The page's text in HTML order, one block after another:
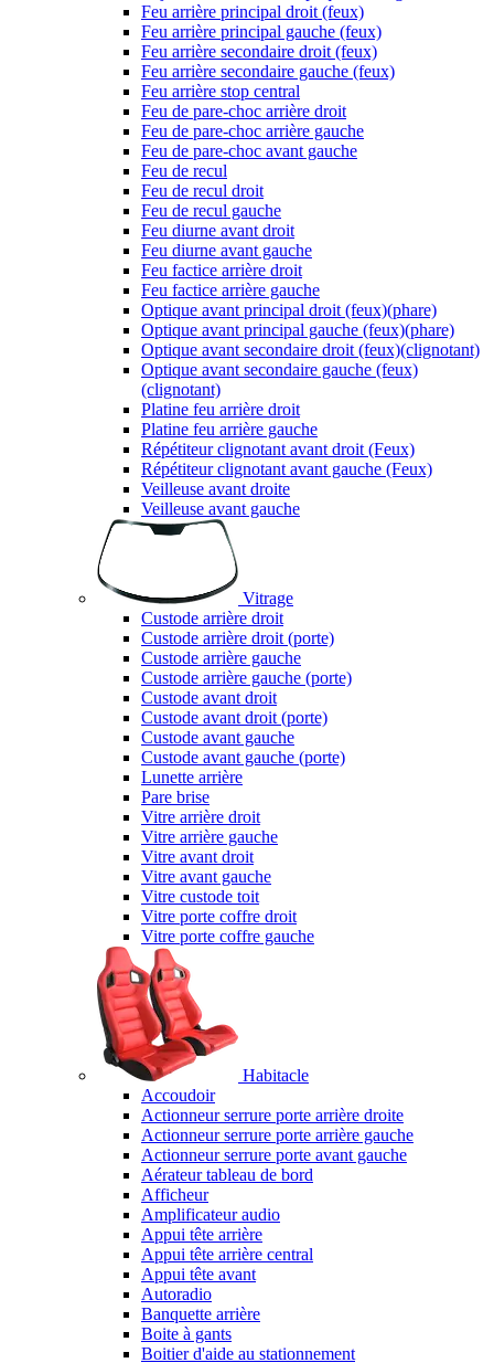
Feu arrière principal droit (feux)
Feu arrière principal gauche (feux)
Feu arrière secondaire droit (feux)
Feu arrière secondaire gauche (feux)
Feu arrière stop central
Feu de pare-choc arrière droit
Feu de pare-choc arrière gauche
Feu de pare-choc avant gauche
Feu de recul
Feu de recul droit
Feu de recul gauche
Feu diurne avant droit
Feu diurne avant gauche
Feu factice arrière droit
Feu factice arrière gauche
Optique avant principal droit (feux)(phare)
Optique avant principal gauche (feux)(phare)
Optique avant secondaire droit (feux)(clignotant)
Optique avant secondaire gauche (feux)
(clignotant)
Platine feu arrière droit
Platine feu arrière gauche
Répétiteur clignotant avant droit (Feux)
Répétiteur clignotant avant gauche (Feux)
Veilleuse avant droite
Veilleuse avant gauche
Vitrage
Custode arrière droit
Custode arrière droit (porte)
Custode arrière gauche
Custode arrière gauche (porte)
Custode avant droit
Custode avant droit (porte)
Custode avant gauche
Custode avant gauche (porte)
Lunette arrière
Pare brise
Vitre arrière droit
Vitre arrière gauche
Vitre avant droit
Vitre avant gauche
Vitre custode toit
Vitre porte coffre droit
Vitre porte coffre gauche
Habitacle
Accoudoir
Actionneur serrure porte arrière droite
Actionneur serrure porte arrière gauche
Actionneur serrure porte avant gauche
Aérateur tableau de bord
Afficheur
Amplificateur audio
Appui tête arrière
Appui tête arrière central
Appui tête avant
Autoradio
Banquette arrière
Boite à gants
Boitier d'aide au stationnement